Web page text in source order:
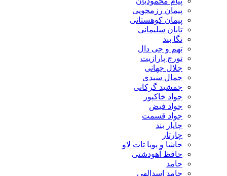
پیمان رزمجویی
پیمان کوهستانی
تابان سلیمانی
تگا بند
تهم و جی دال
تورج پارازیت
جلال جهانی
جمال سیدی
جمشید گرکانی
جواد خاکپور
جواد فیض
جواد قسمت
چاپار بند
چارتار
حاشا و پویا تات لاو
حافظ آهودشتی
حامد
حامد اسدالهی